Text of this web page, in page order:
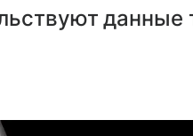
данные